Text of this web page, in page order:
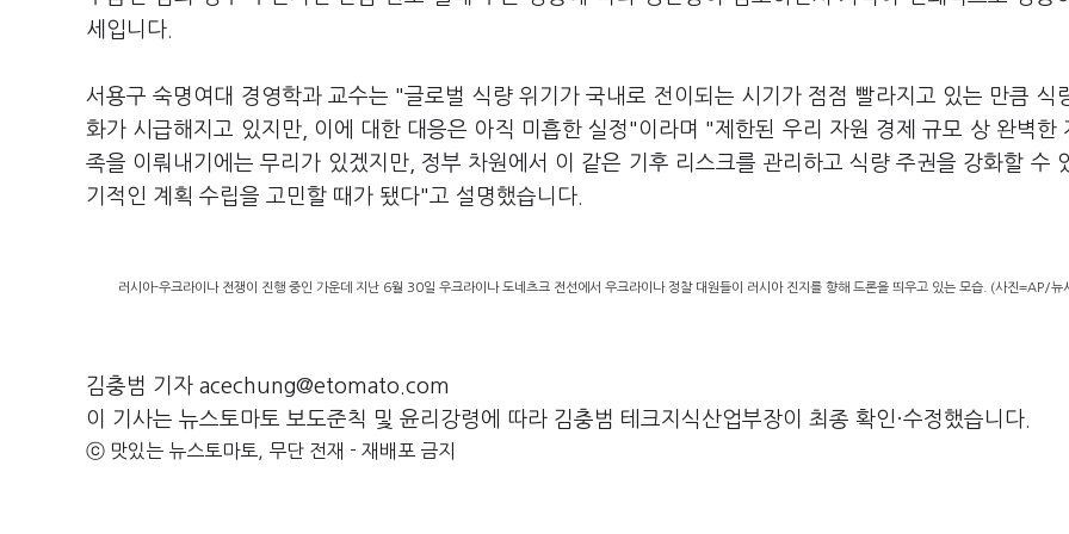
세입니다.
서용구 숙명여대 경영학과 교수는 "글로벌 식량 위기가 국내로 전이되는 시기가 점점 빨라지고 있는 만큼 식
화가 시급해지고 있지만, 이에 대한 대응은 아직 미흡한 실정"이라며 "제한된 우리 자원 경제 규모 상 완벽한
족을 이뤄내기에는 무리가 있겠지만, 정부 차원에서 이 같은 기후 리스크를 관리하고 식량 주권을 강화할 수
기적인 계획 수립을 고민할 때가 됐다"고 설명했습니다.
러시아-우크라이나 전쟁이 진행 중인 가운데 지난 6월 30일 우크라이나 도네츠크 전선에서 우크라이나 정찰 대원들이 러시아 진지를 향해 드론을 띄우고 있는 모습. (사진=AP/뉴
김충범 기자 acechung@etomato.com
이 기사는 뉴스토마토 보도준칙 및 윤리강령에 따라 김충범 테크지식산업부장이 최종 확인·수정했습니다.
ⓒ 맛있는 뉴스토마토, 무단 전재 - 재배포 금지